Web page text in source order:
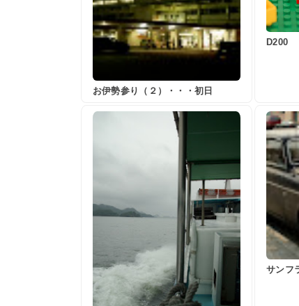
お伊勢参り（２）・・・初日
D200
サンフ